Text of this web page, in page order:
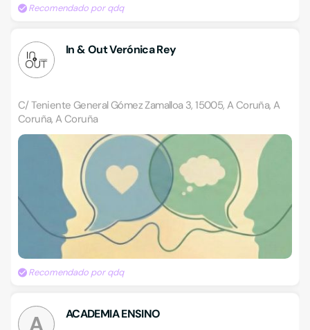
Recomendado por qdq
In & Out Verónica Rey
C/ Teniente General Gómez Zamalloa 3, 15005, A Coruña, A
Coruña, A Coruña
Recomendado por qdq
A ACADEMIA ENSINO